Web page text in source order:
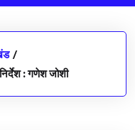
/
: गणेश जोशी